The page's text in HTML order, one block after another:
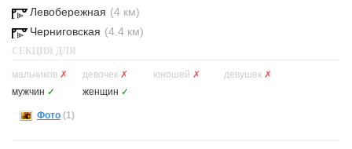
Левобережная (4 км)
Черниговская (4.4 км)
СЕКЦИЯ ДЛЯ
мальчиков ✗ девочек ✗ юношей ✗ девушек ✗
мужчин ✓ женщин ✓
Фото (1)